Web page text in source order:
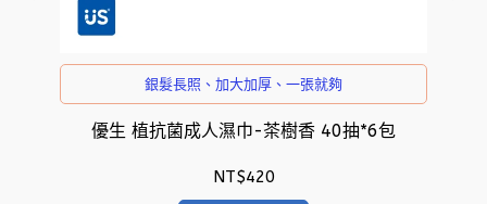
銀髮長照、加大加厚、一張就夠
優生 植抗菌成人濕巾-茶樹香 40抽*6包
NT$420